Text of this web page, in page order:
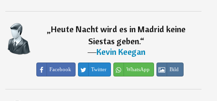
„Heute Nacht wird es in Madrid keine
Siestas geben.“
―Kevin Keegan
Facebook Twitter WhatsApp Bild